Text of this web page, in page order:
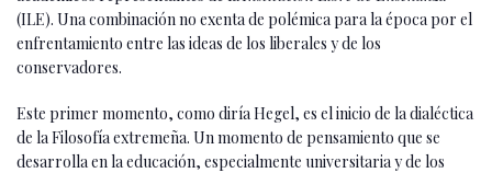
(ILE). Una combinación no exenta de polémica para la época por el
enfrentamiento entre las ideas de los liberales y de los
conservadores.
Este primer momento, como diría Hegel, es el inicio de la dialéctica
de la Filosofía extremeña. Un momento de pensamiento que se
desarrolla en la educación, especialmente universitaria y de los